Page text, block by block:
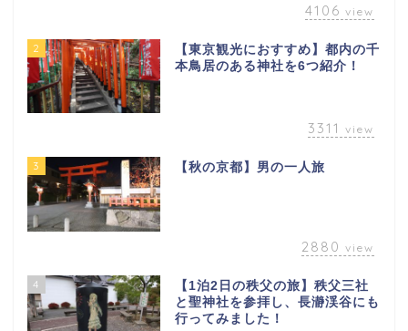
4106 view
2
【東京観光におすすめ】都内の千
本鳥居のある神社を6つ紹介！
3311 view
3 【秋の京都】男の一人旅
2880 view
4
【1泊2日の秩父の旅】秩父三社
と聖神社を参拝し、長瀞渓谷にも
行ってみました！